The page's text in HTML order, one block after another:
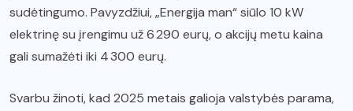
sudėtingumo. Pavyzdžiui, „Energija man“ siūlo 10 kW
elektrinę su įrengimu už 6 290 eurų, o akcijų metu kaina
gali sumažėti iki 4 300 eurų.
Svarbu žinoti, kad 2025 metais galioja valstybės parama,